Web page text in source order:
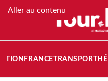
Aller au contenu
FRANCETRANSPORT